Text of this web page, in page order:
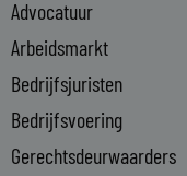
d
i
n
-
i
n
Advocatuur
Arbeidsmarkt
Bedrijfsjuristen
Bedrijfsvoering
Gerechtsdeurwaarders